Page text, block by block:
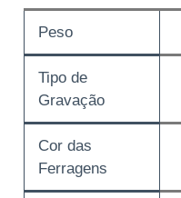
Peso
Tipo de
Gravação
Cor das
Ferragens